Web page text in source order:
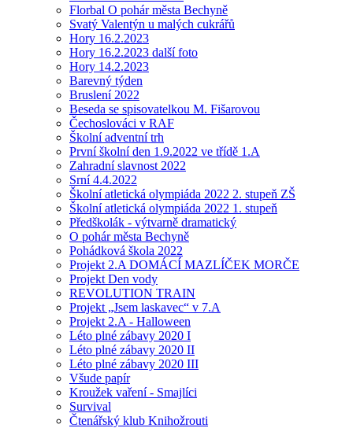
Florbal O pohár města Bechyně
Svatý Valentýn u malých cukrářů
Hory 16.2.2023
Hory 16.2.2023 další foto
Hory 14.2.2023
Barevný týden
Bruslení 2022
Beseda se spisovatelkou M. Fišarovou
Čechoslováci v RAF
Školní adventní trh
První školní den 1.9.2022 ve třídě 1.A
Zahradní slavnost 2022
Srní 4.4.2022
Školní atletická olympiáda 2022 2. stupeň ZŠ
Školní atletická olympiáda 2022 1. stupeň
Předškolák - výtvarně dramatický
O pohár města Bechyně
Pohádková škola 2022
Projekt 2.A DOMÁCÍ MAZLÍČEK MORČE
Projekt Den vody
REVOLUTION TRAIN
Projekt „Jsem laskavec“ v 7.A
Projekt 2.A - Halloween
Léto plné zábavy 2020 I
Léto plné zábavy 2020 II
Léto plné zábavy 2020 III
Všude papír
Kroužek vaření - Smajlíci
Survival
Čtenářský klub Knihožrouti